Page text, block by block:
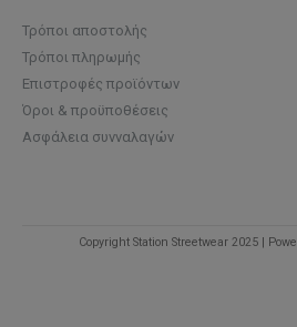
Τρόποι αποστολής
Τρόποι πληρωμής
Επιστροφές προϊόντων
Όροι & προϋποθέσεις
Ασφάλεια συνναλαγών
Copyright Station Streetwear 2025 |